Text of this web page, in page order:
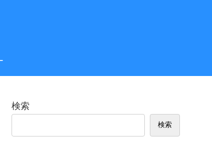
検索
検索